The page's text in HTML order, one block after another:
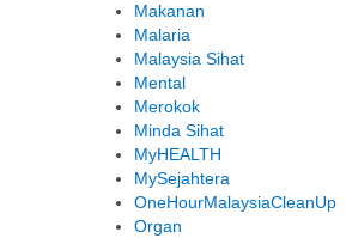
Makanan
Malaria
Malaysia Sihat
Mental
Merokok
Minda Sihat
MyHEALTH
MySejahtera
OneHourMalaysiaCleanUp
Organ